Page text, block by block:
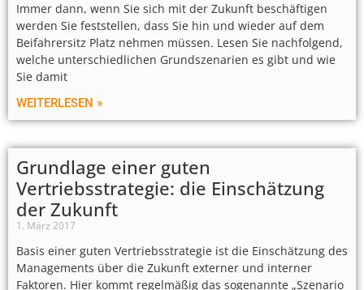
Immer dann, wenn Sie sich mit der Zukunft beschäftigen
werden Sie feststellen, dass Sie hin und wieder auf dem
Beifahrersitz Platz nehmen müssen. Lesen Sie nachfolgend,
welche unterschiedlichen Grundszenarien es gibt und wie
Sie damit
WEITERLESEN »
Grundlage einer guten
Vertriebsstrategie: die Einschätzung
der Zukunft
1. März 2017
Basis einer guten Vertriebsstrategie ist die Einschätzung des
Managements über die Zukunft externer und interner
Faktoren. Hier kommt regelmäßig das sogenannte „Szenario